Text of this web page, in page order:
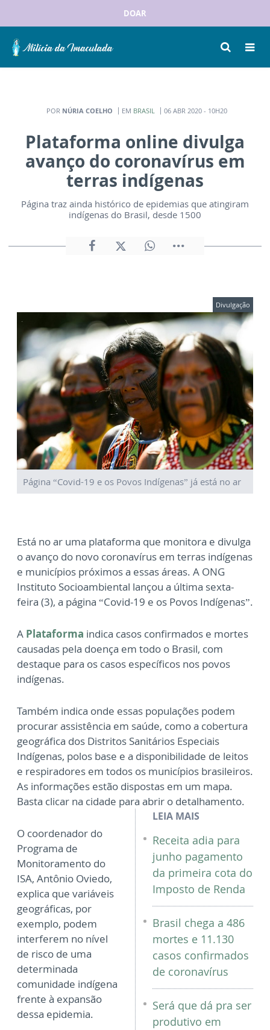
DOAR
POR NÚRIA COELHO EM BRASIL 06 ABR 2020 - 10H20
Plataforma online divulga
avanço do coronavírus em
terras indígenas
Página traz ainda histórico de epidemias que atingiram
indígenas do Brasil, desde 1500
Divulgação
Página “Covid-19 e os Povos Indígenas” já está no ar
Está no ar uma plataforma que monitora e divulga
o avanço do novo coronavírus em terras indígenas
e municípios próximos a essas áreas. A ONG
Instituto Socioambiental lançou a última sexta-
feira (3), a página “Covid-19 e os Povos Indígenas”.
A Plataforma indica casos confirmados e mortes
causadas pela doença em todo o Brasil, com
destaque para os casos específicos nos povos
indígenas.
Também indica onde essas populações podem
procurar assistência em saúde, como a cobertura
geográfica dos Distritos Sanitários Especiais
Indígenas, polos base e a disponibilidade de leitos
e respiradores em todos os municípios brasileiros.
As informações estão dispostas em um mapa.
Basta clicar na cidade para abrir o detalhamento.
LEIA MAIS
Receita adia para
junho pagamento
da primeira cota do
Imposto de Renda
Brasil chega a 486
mortes e 11.130
casos confirmados
de coronavírus
Será que dá pra ser
produtivo em
O coordenador do
Programa de
Monitoramento do
ISA, Antônio Oviedo,
explica que variáveis
geográficas, por
exemplo, podem
interferem no nível
de risco de uma
determinada
comunidade indígena
frente à expansão
dessa epidemia.